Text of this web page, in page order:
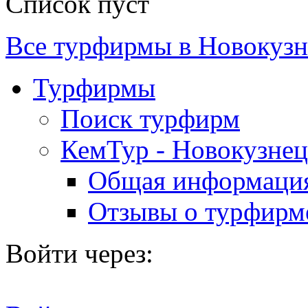
Все турфирмы в
Турфирмы
Поиск турфирм
КемТур -
Общая
Отзывы о
Войти через: